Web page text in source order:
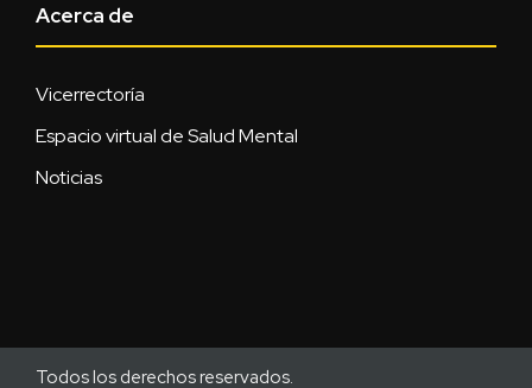
Acerca de
Vicerrectoría
Espacio virtual de Salud Mental
Noticias
Todos los derechos reservados.